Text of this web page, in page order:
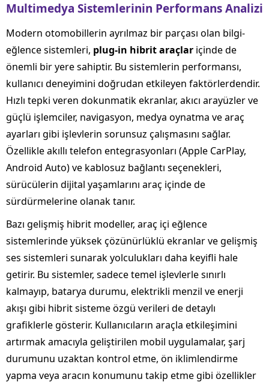
Multimedya Sistemlerinin Performans Analizi
Modern otomobillerin ayrılmaz bir parçası olan bilgi-
eğlence sistemleri, plug-in hibrit araçlar içinde de
önemli bir yere sahiptir. Bu sistemlerin performansı,
kullanıcı deneyimini doğrudan etkileyen faktörlerdendir.
Hızlı tepki veren dokunmatik ekranlar, akıcı arayüzler ve
güçlü işlemciler, navigasyon, medya oynatma ve araç
ayarları gibi işlevlerin sorunsuz çalışmasını sağlar.
Özellikle akıllı telefon entegrasyonları (Apple CarPlay,
Android Auto) ve kablosuz bağlantı seçenekleri,
sürücülerin dijital yaşamlarını araç içinde de
sürdürmelerine olanak tanır.
Bazı gelişmiş hibrit modeller, araç içi eğlence
sistemlerinde yüksek çözünürlüklü ekranlar ve gelişmiş
ses sistemleri sunarak yolculukları daha keyifli hale
getirir. Bu sistemler, sadece temel işlevlerle sınırlı
kalmayıp, batarya durumu, elektrikli menzil ve enerji
akışı gibi hibrit sisteme özgü verileri de detaylı
grafiklerle gösterir. Kullanıcıların araçla etkileşimini
artırmak amacıyla geliştirilen mobil uygulamalar, şarj
durumunu uzaktan kontrol etme, ön iklimlendirme
yapma veya aracın konumunu takip etme gibi özellikler